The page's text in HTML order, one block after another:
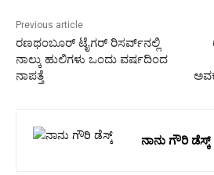
Previous article
ರಣಥಂಬೂರ್‌‌ ಟೈಗರ್‌ ರಿಸರ್ವ್‌ನಲ್ಲಿ
ನಾಲ್ಕು ಹುಲಿಗಳು ಒಂದು ವರ್ಷದಿಂದ
ನಾಪತ್ತೆ
ನಾನು ಗೌರಿ ಡೆಸ್ಕ್